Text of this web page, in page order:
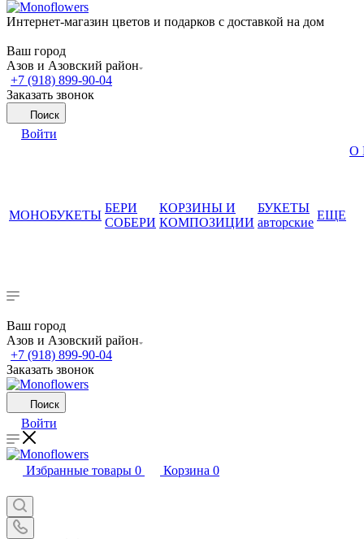
Интернет-магазин цветов и подарков с доставкой на дом
Ваш город
Азов и Азовский район
+7 (918) 899-90-04
Заказать звонок
Поиск
Войти
МОНОБУКЕТЫ
БЕРИ
СОБЕРИ
КОРЗИНЫ И
КОМПОЗИЦИИ
БУКЕТЫ
авторские
ЕЩЕ
О
Ваш город
Азов и Азовский район
+7 (918) 899-90-04
Заказать звонок
Поиск
Войти
Избранные товары 0 Корзина 0